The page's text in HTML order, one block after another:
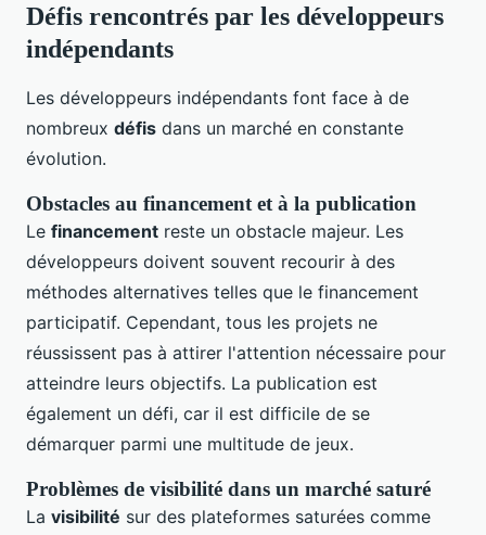
Défis rencontrés par les développeurs
indépendants
Les développeurs indépendants font face à de
nombreux défis dans un marché en constante
évolution.
Obstacles au financement et à la publication
Le financement reste un obstacle majeur. Les
développeurs doivent souvent recourir à des
méthodes alternatives telles que le financement
participatif. Cependant, tous les projets ne
réussissent pas à attirer l'attention nécessaire pour
atteindre leurs objectifs. La publication est
également un défi, car il est difficile de se
démarquer parmi une multitude de jeux.
Problèmes de visibilité dans un marché saturé
La visibilité sur des plateformes saturées comme